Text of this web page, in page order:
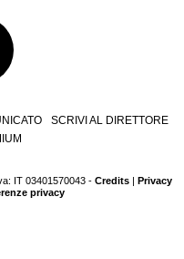
SCRIVI AL DIRETTORE
IT 03401570043 - Credits | Privacy
privacy